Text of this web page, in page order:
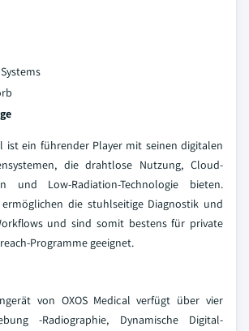
ist ein führender Player mit seinen digitalen
die drahtlose Nutzung, Cloud-
und Low-Radiation-Technologie bieten.
die stuhlseitige Diagnostik und
und sind somit bestens für private
Programme geeignet.
von OXOS Medical verfügt über vier
-Radiographie, Dynamische Digital-